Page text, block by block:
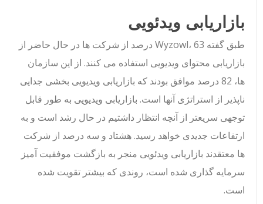
بازاریابی ویدئویی
طبق گفته Wyzowl، 63 درصد از شرکت ها در حال حاضر از
بازاریابی محتوای ویدیویی استفاده می کنند. از این سازمان
ها، 82 درصد موافق بودند که بازاریابی ویدیویی بخشی جدایی
ناپذیر از استراتژی آنها است. بازاریابی ویدیویی به طور قابل
توجهی سریعتر از آنچه انتظار داشتیم در حال رشد است و به
ارتفاعات جدیدی خواهد رسید. هشتاد و سه درصد از شرکت
ها معتقدند بازاریابی ویدئویی منجر به بازگشت موفقیت آمیز
سرمایه گذاری شده است، روندی که بیشتر تقویت شده
است.